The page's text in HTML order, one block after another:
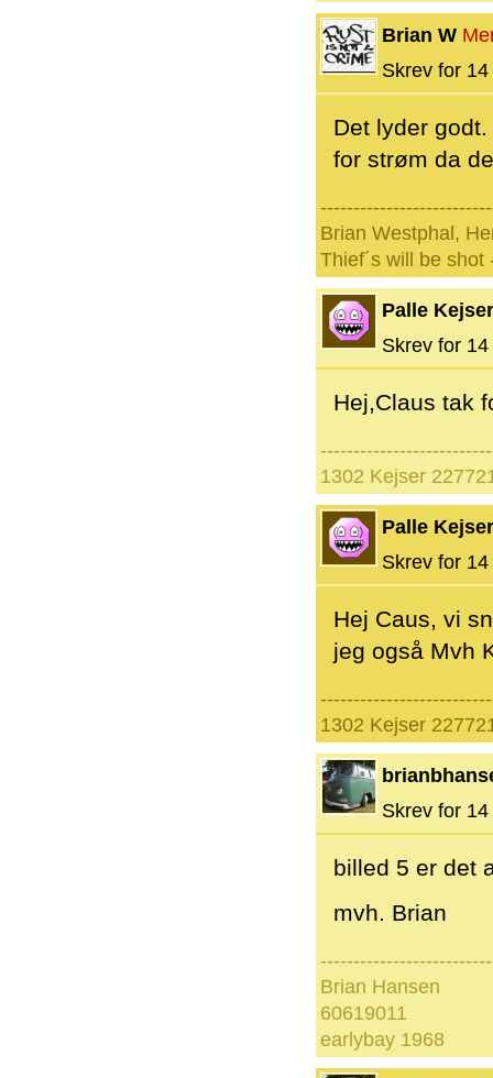
Brian W
Skrev for
Det lyder
for strøm da
Brian Westphal,
Thief´s will be
Palle Kejser
Skrev for
Hej,Claus tak
1302 Kejser
Palle Kejser
Skrev for
Hej Caus, vi
jeg også Mvh
1302 Kejser
Skrev for
billed 5 er det
mvh. Brian
Brian Hansen
60619011
earlybay 1968